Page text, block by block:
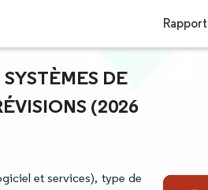
DE
(2026
et services), type de